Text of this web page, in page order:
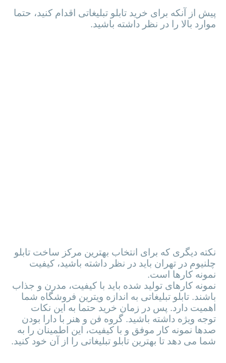
چه خدماتی را به مشتریان ارائه می کنند؟
آیا نمونه کارهای جذاب و با کیفیتی دارند؟
کیفیت نمونه کارهای ساخته
شده
نکته دیگری که برای انتخاب بهترین مرکز ساخت تابلو
چلنیوم در تهران باید در نظر داشته باشید، کیفیت
نمونه کارها است.
نمونه کارهای تولید شده باید با کیفیت، مدرن و جذاب
باشند. تابلو تبلیغاتی به اندازه ویترین فروشگاه شما
اهمیت دارد. پس در زمان خرید حتما به این نکات